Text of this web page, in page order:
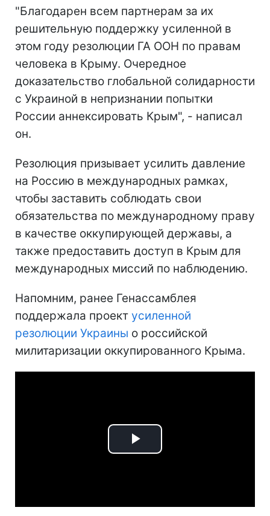
"Благодарен всем партнерам за их
решительную поддержку усиленной в
этом году резолюции ГА ООН по правам
человека в Крыму. Очередное
доказательство глобальной солидарности
с Украиной в непризнании попытки
России аннексировать Крым", - написал
он.
Резолюция призывает усилить давление
на Россию в международных рамках,
чтобы заставить соблюдать свои
обязательства по международному праву
в качестве оккупирующей державы, а
также предоставить доступ в Крым для
международных миссий по наблюдению.
Напомним, ранее Генассамблея
поддержала проект усиленной
резолюции Украины о российской
милитаризации оккупированного Крыма.
Play